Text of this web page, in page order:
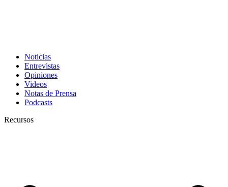
Noticias
Entrevistas
Opiniones
Videos
Notas de Prensa
Podcasts
Recursos